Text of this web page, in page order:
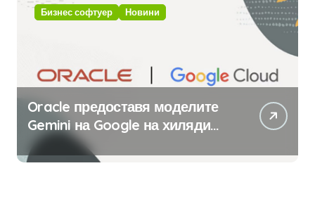
Бизнес софтуер Новини
Oracle предоставя моделите
Gemini на Google на хиляди
клиенти на бизнес
приложения